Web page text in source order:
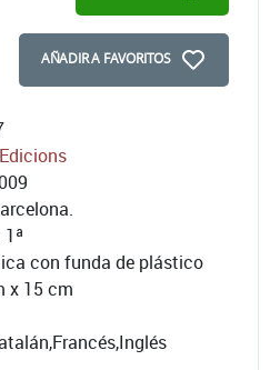
AÑADIR A FAVORITOS
1ª
con funda de plástico
x 15 cm
,Francés,Inglés